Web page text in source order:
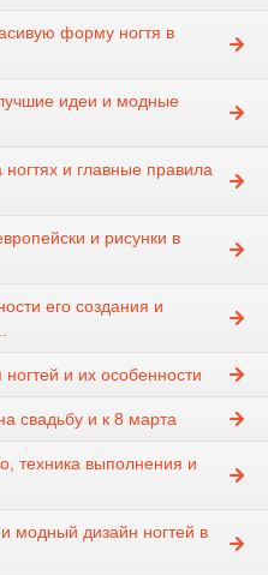
форму ногтя в
идеи и модные
и главные правила
и рисунки в
его создания и
и их особенности
свадьбу и к 8 марта
техника выполнения и
модный дизайн ногтей в